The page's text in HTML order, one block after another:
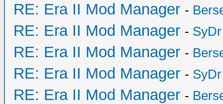
RE: Era II Mod Manager -
RE: Era II Mod Manager - SyDr
RE: Era II Mod Manager -
RE: Era II Mod Manager - SyDr
RE: Era II Mod Manager -